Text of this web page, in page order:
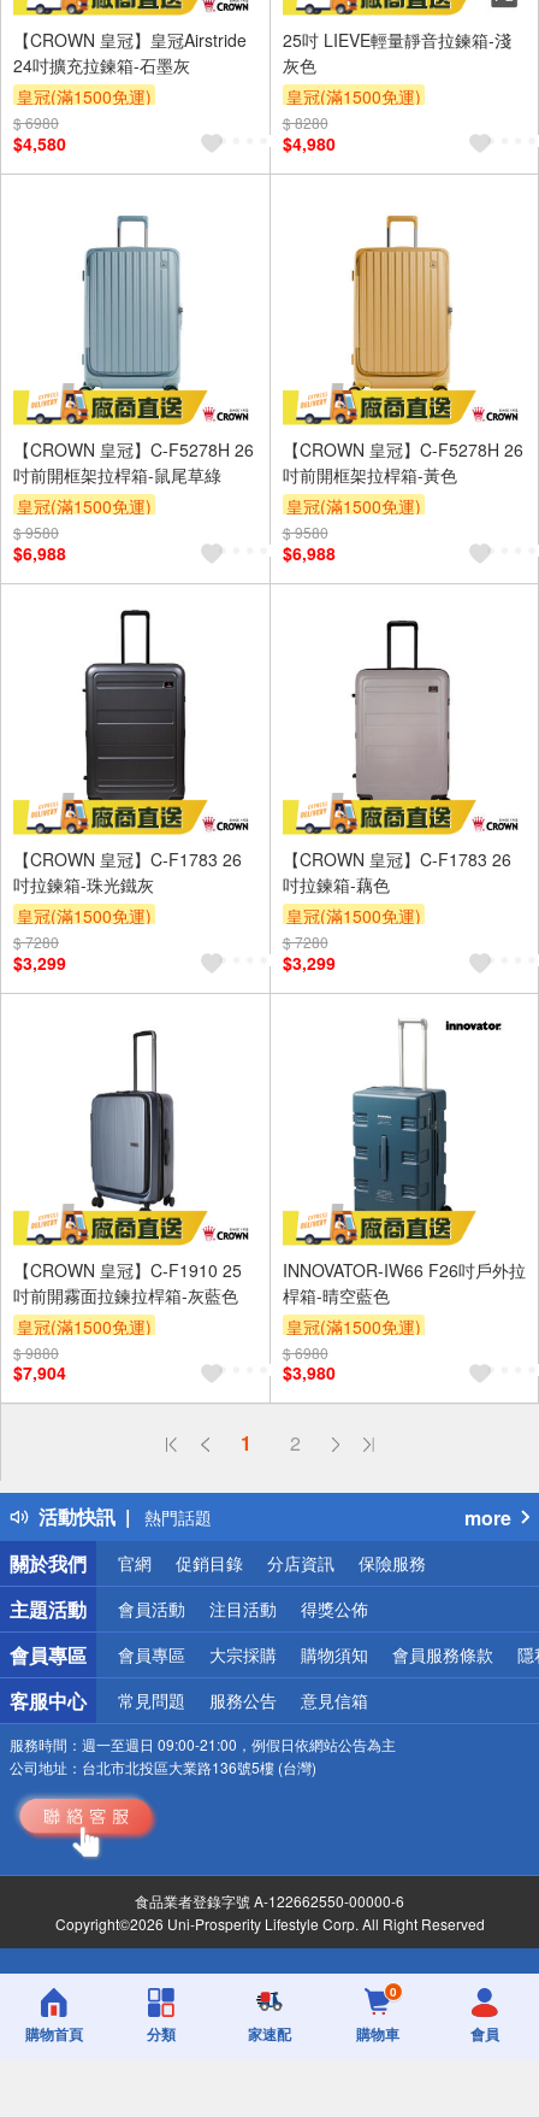
【CROWN 皇冠】皇冠Airstride
24吋擴充拉鍊箱-石墨灰
皇冠(滿1500免運)
$ 6980
$4,580
25吋 LIEVE輕量靜音拉鍊箱-淺
灰色
皇冠(滿1500免運)
$ 8280
$4,980
【CROWN 皇冠】C-F5278H 26
吋前開框架拉桿箱-鼠尾草綠
皇冠(滿1500免運)
$ 9580
$6,988
【CROWN 皇冠】C-F5278H 26
吋前開框架拉桿箱-黃色
皇冠(滿1500免運)
$ 9580
$6,988
【CROWN 皇冠】C-F1783 26
吋拉鍊箱-珠光鐵灰
皇冠(滿1500免運)
$ 7280
$3,299
【CROWN 皇冠】C-F1783 26
吋拉鍊箱-藕色
皇冠(滿1500免運)
$ 7280
$3,299
【CROWN 皇冠】C-F1910 25
吋前開霧面拉鍊拉桿箱-灰藍色
皇冠(滿1500免運)
$ 9880
$7,904
INNOVATOR-IW66 F26吋戶外拉
桿箱-晴空藍色
皇冠(滿1500免運)
$ 6980
$3,980
1 2
活動快訊
偏遠地區配送
得獎公告
熱門話題
銀行優惠
偏遠地區配送
詐騙網頁！請小心！
more
關於我們
官網 促銷目錄 分店資訊 保險服務
主題活動 會員活動 注目活動 得獎公佈
會員專區 會員專區 大宗採購 購物須知 會員服務條款 隱
客服中心 常見問題 服務公告 意見信箱
服務時間： 週一至週日 09:00-21:00，例假日依網站公告為主
公司地址： 台北市北投區大業路136號5樓 (台灣)
食品業者登錄字號 A-122662550-00000-6
Copyright©2026 Uni-Prosperity Lifestyle Corp. All Right Reserved
購物首頁 分類 家速配
0
購物車 會員